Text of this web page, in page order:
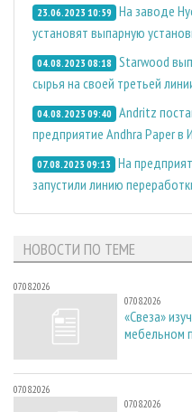
23.06.2023 10:59 На заводе
установят выпарную
04.08.2023 08:18 Starwood
сырья на своей третьей
04.08.2023 09:40 Andritz
предприятие Andhra Paper в
07.08.2023 09:13 На
запустили линию
НОВОСТИ ПО ТЕМЕ
07.08.2026
07.08.2026
«Свеза»
мебельном
07.08.2026
07.08.2026